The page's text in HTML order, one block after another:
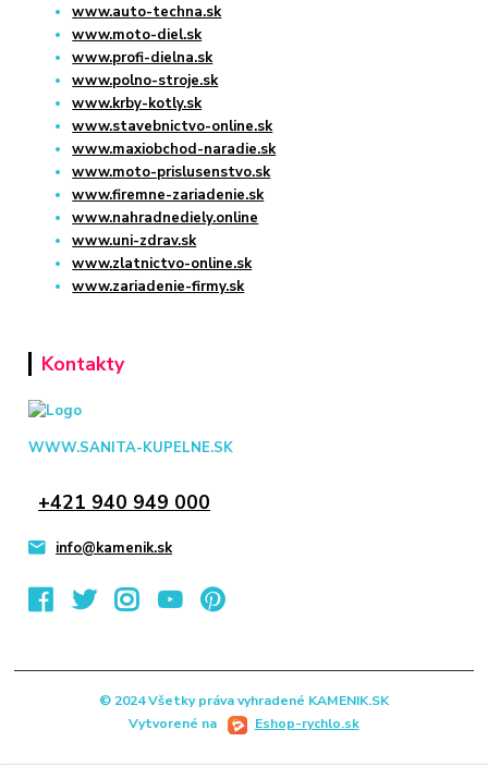
www.auto-techna.sk
www.moto-diel.sk
www.profi-dielna.sk
www.polno-stroje.sk
www.krby-kotly.sk
www.stavebnictvo-online.sk
www.maxiobchod-naradie.sk
www.moto-prislusenstvo.sk
www.firemne-zariadenie.sk
www.nahradnediely.online
www.uni-zdrav.sk
www.zlatnictvo-online.sk
www.zariadenie-firmy.sk
Kontakty
WWW.SANITA-KUPELNE.SK
+421 940 949 000
info@kamenik.sk
© 2024 Všetky práva vyhradené KAMENIK.SK
Vytvorené na
Eshop-rychlo.sk